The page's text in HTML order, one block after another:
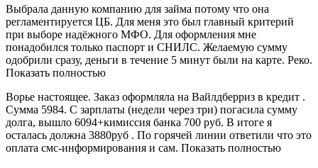
Выбрала данную компанию для займа потому что она
регламентируется ЦБ. Для меня это был главный критерий
при выборе надёжного МФО. Для оформления мне
понадобился только паспорт и СНИЛС. Желаемую сумму
одобрили сразу, деньги в течение 5 минут были на карте. Реко.
Показать полностью
Ворье настоящее. Заказ оформляла на Вайлдберриз в кредит .
Сумма 5984. С зарплаты (недели через три) погасила сумму
долга, вышло 6094+кимиссия банка 700 руб. В итоге я
осталась должна 3880руб . По горячей линии ответили что это
оплата смс-информирования и сам. Показать полностью